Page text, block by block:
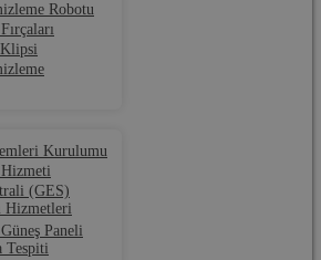
Robotu
Kurulumu
(GES)
Hizmetleri
Paneli
Tespiti